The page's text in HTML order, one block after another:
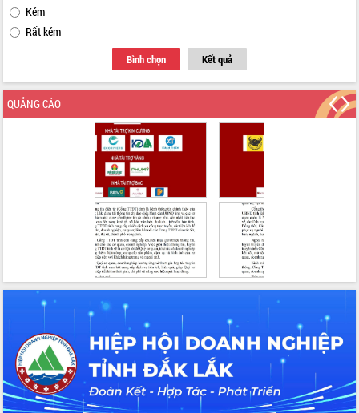
Chuyển đổi số 'mở đường' cho nông
nghiệp Đắk Lắk tăng trưởng bứt phá
Triển khai đồng bộ đo đạc, lập hồ sơ
địa chính, hoàn thiện cơ sở dữ liệu đất
Ứng dụng sinh trắc học - Bước tiến
trong hành trình chuyển đổi số tại Đắk
Đắk Lắk nâng cao hiệu quả công tác
Đảng từ Sổ tay đảng viên điện tử
Đắk Lắk đẩy mạnh nuôi biển công
nghệ, hướng tới phát triển thủy sản
Tập huấn nâng cao năng lực triển khai
chuyển đổi số cho cán bộ, công chức
Đắk Lắk phát động hưởng ứng Ngày
Quyền của người tiêu dùng Việt Nam
Đẩy mạnh cải cách hành chính, quyết
tâm đạt được mục tiêu tăng trưởng
hai con số trong năm 2026
Tổ chức trang trọng Lễ hội Đền thờ
Lương Văn Chánh năm 2026
Kém
Rất kém
Bình chọn Kết quả
QUẢNG CÁO